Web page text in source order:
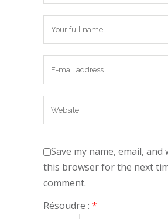
Save my name, email, and
this browser for the next
comment.
Résoudre : *